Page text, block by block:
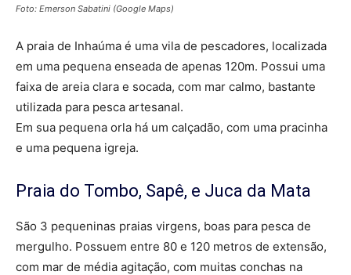
Foto: Emerson Sabatini (Google Maps)
A praia de Inhaúma é uma vila de pescadores, localizada
em uma pequena enseada de apenas 120m. Possui uma
faixa de areia clara e socada, com mar calmo, bastante
utilizada para pesca artesanal.
Em sua pequena orla há um calçadão, com uma pracinha
e uma pequena igreja.
Praia do Tombo, Sapê, e Juca da Mata
São 3 pequeninas praias virgens, boas para pesca de
mergulho. Possuem entre 80 e 120 metros de extensão,
com mar de média agitação, com muitas conchas na